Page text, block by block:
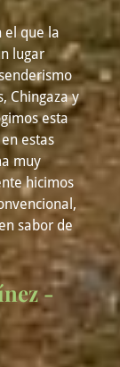
el que la
lugar
Chingaza y
esta
estas
muy
hicimos
sabor de
-